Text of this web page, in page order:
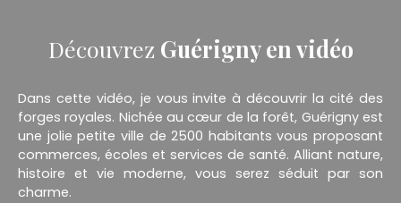
Découvrez Guérigny en vidéo
Dans cette vidéo, je vous invite à découvrir la cité des
forges royales. Nichée au cœur de la forêt, Guérigny est
une jolie petite ville de 2500 habitants vous proposant
commerces, écoles et services de santé. Alliant nature,
histoire et vie moderne, vous serez séduit par son
charme.